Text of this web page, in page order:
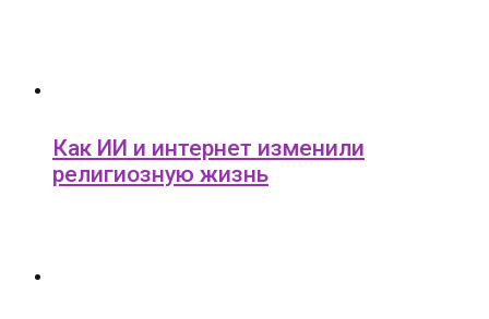
Как ИИ и интернет изменили
религиозную жизнь